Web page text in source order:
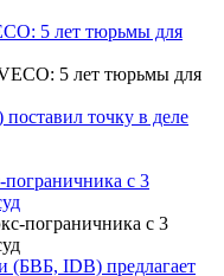
5 лет тюрьмы для
точку в деле
пограничника с 3
(БВБ, IDB) предлагает